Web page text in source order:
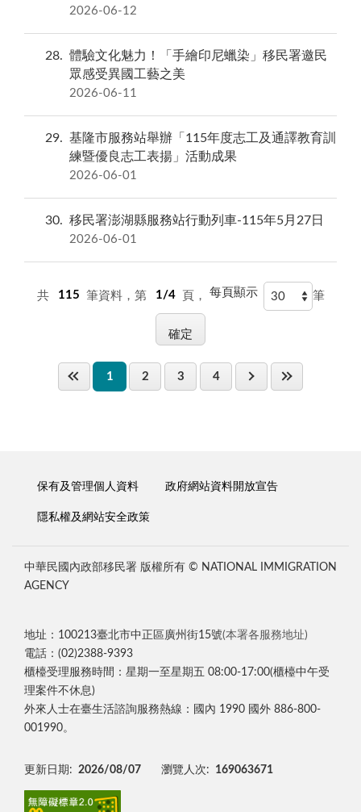
2026-06-12
28
體驗文化魅力！「手繪印尼蠟染」移民署邀民
眾感受異國工藝之美
2026-06-11
29
基隆市服務站舉辦「115年度志工及通譯教育訓
練暨優良志工表揚」活動成果
2026-06-01
30 移民署澎湖縣服務站行動列車-115年5月27日
2026-06-01
共 115 筆資料，第 1/4 頁， 每頁顯示 筆
1 2 3 4
保有及管理個人資料 政府網站資料開放宣告
隱私權及網站安全政策
中華民國內政部移民署 版權所有 © NATIONAL IMMIGRATION
AGENCY
地址：100213臺北市中正區廣州街15號(本署各服務地址)
電話：(02)2388-9393
櫃檯受理服務時間：星期一至星期五 08:00-17:00(櫃檯中午受
理案件不休息)
外來人士在臺生活諮詢服務熱線：國內 1990 國外 886-800-
001990。
更新日期: 2026/08/07 瀏覽人次: 169063671